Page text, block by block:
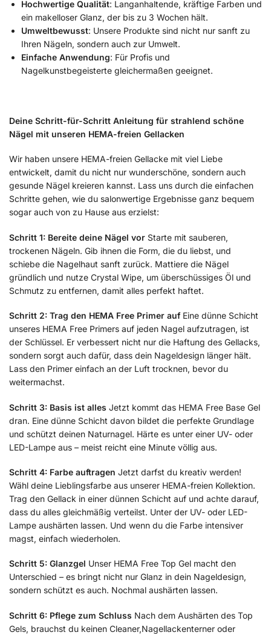
Hochwertige Qualität: Langanhaltende, kräftige Farben und
ein makelloser Glanz, der bis zu 3 Wochen hält.
Umweltbewusst: Unsere Produkte sind nicht nur sanft zu
Ihren Nägeln, sondern auch zur Umwelt.
Einfache Anwendung: Für Profis und
Nagelkunstbegeisterte gleichermaßen geeignet.
Deine Schritt-für-Schritt Anleitung für strahlend schöne
Nägel mit unseren HEMA-freien Gellacken
Wir haben unsere HEMA-freien Gellacke mit viel Liebe
entwickelt, damit du nicht nur wunderschöne, sondern auch
gesunde Nägel kreieren kannst. Lass uns durch die einfachen
Schritte gehen, wie du salonwertige Ergebnisse ganz bequem
sogar auch von zu Hause aus erzielst:
Schritt 1: Bereite deine Nägel vor Starte mit sauberen,
trockenen Nägeln. Gib ihnen die Form, die du liebst, und
schiebe die Nagelhaut sanft zurück. Mattiere die Nägel
gründlich und nutze Crystal Wipe, um überschüssiges Öl und
Schmutz zu entfernen, damit alles perfekt haftet.
Schritt 2: Trag den HEMA Free Primer aufEine dünne Schicht
unseres HEMA Free Primers auf jeden Nagel aufzutragen, ist
der Schlüssel. Er verbessert nicht nur die Haftung des Gellacks,
sondern sorgt auch dafür, dass dein Nageldesign länger hält.
Lass den Primer einfach an der Luft trocknen, bevor du
weitermachst.
Schritt 3: Basis ist alles Jetzt kommt das HEMA Free Base Gel
dran. Eine dünne Schicht davon bildet die perfekte Grundlage
und schützt deinen Naturnagel. Härte es unter einer UV- oder
LED-Lampe aus – meist reicht eine Minute völlig aus.
Schritt 4: Farbe auftragen Jetzt darfst du kreativ werden!
Wähl deine Lieblingsfarbe aus unserer HEMA-freien Kollektion.
Trag den Gellack in einer dünnen Schicht auf und achte darauf,
dass du alles gleichmäßig verteilst. Unter der UV- oder LED-
Lampe aushärten lassen. Und wenn du die Farbe intensiver
magst, einfach wiederholen.
Schritt 5: Glanzgel Unser HEMA Free Top Gel macht den
Unterschied – es bringt nicht nur Glanz in dein Nageldesign,
sondern schützt es auch. Nochmal aushärten lassen.
Schritt 6: Pflege zum Schluss Nach dem Aushärten des Top
Gels, brauchst du keinen Cleaner,Nagellackenterner oder